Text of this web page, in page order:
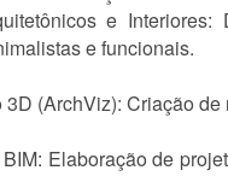
e
e funcionais.
(ArchViz): Criação
Elaboração de